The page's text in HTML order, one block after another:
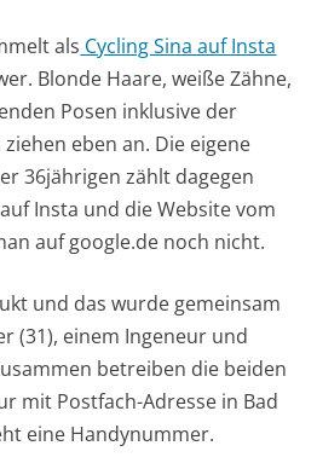
als Cycling Sina auf Insta
Blonde Haare, weiße Zähne,
Posen inklusive der
eben an. Die eigene
36jährigen zählt dagegen
Insta und die Website vom
auf google.de noch nicht.
und das wurde gemeinsam
(31), einem Ingeneur und
betreiben die beiden
mit Postfach-Adresse in Bad
eine Handynummer.